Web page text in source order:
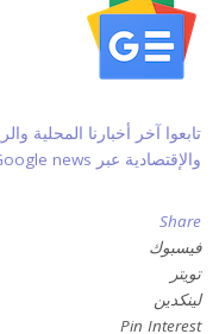
تابعوا آخر أخبارنا المحلية
والإقتصادية عبر Google news
Share
فيسبوك
تويتر
لينكدين
Pin Interest